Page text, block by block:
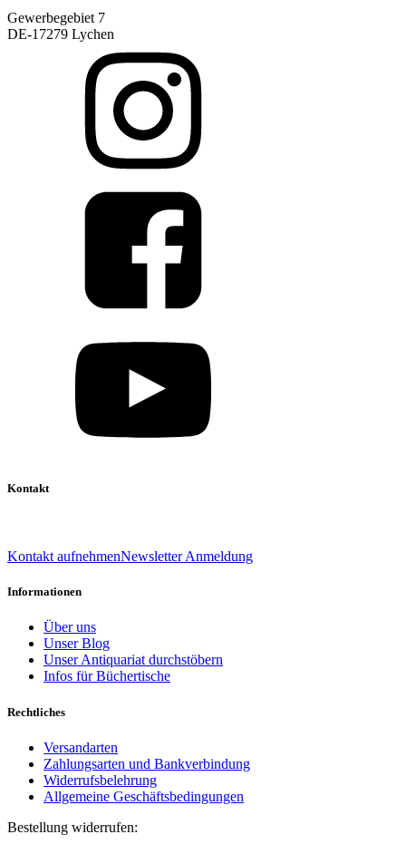
Gewerbegebiet 7
DE-17279 Lychen
Kontakt
Kontakt aufnehmenNewsletter Anmeldung
Informationen
Über uns
Unser Blog
Unser Antiquariat durchstöbern
Infos für Büchertische
Rechtliches
Versandarten
Zahlungsarten und Bankverbindung
Widerrufsbelehrung
Allgemeine Geschäftsbedingungen
Bestellung widerrufen: